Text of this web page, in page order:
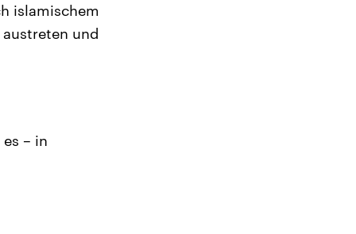
islamischem
und
– in